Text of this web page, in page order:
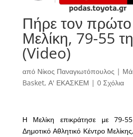
Πήρε τον πρώτο
Μελίκη, 79-55
(Video)
από Νίκος Παναγιωτόπουλος |
Basket, Α' ΕΚΑΣΚΕΜ | 0 Σχόλια
Η Μελίκη επικράτησε με 79-
Δημοτικό Αθλητικό Κέντρο